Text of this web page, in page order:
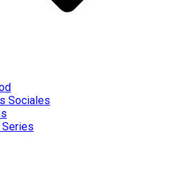
Sociales